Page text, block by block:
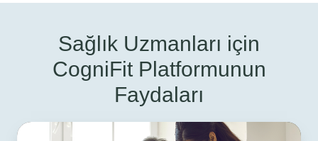
Sağlık Uzmanları için
CogniFit Platformunun
Faydaları